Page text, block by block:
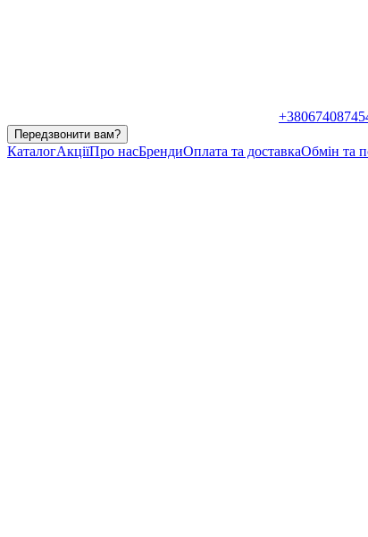
Передзвонити вам?
КаталогАкціїПро насБрендиОплата та доставкаОбмін та